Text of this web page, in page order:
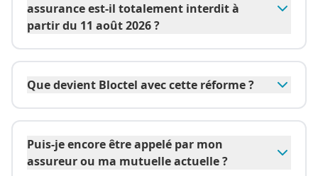
assurance est-il totalement interdit à
partir du 11 août 2026 ?
Que devient Bloctel avec cette réforme ?
Puis-je encore être appelé par mon
assureur ou ma mutuelle actuelle ?